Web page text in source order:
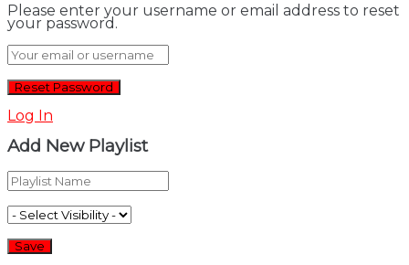
Please enter your username or email address to reset
your password.
Log In
Add New Playlist